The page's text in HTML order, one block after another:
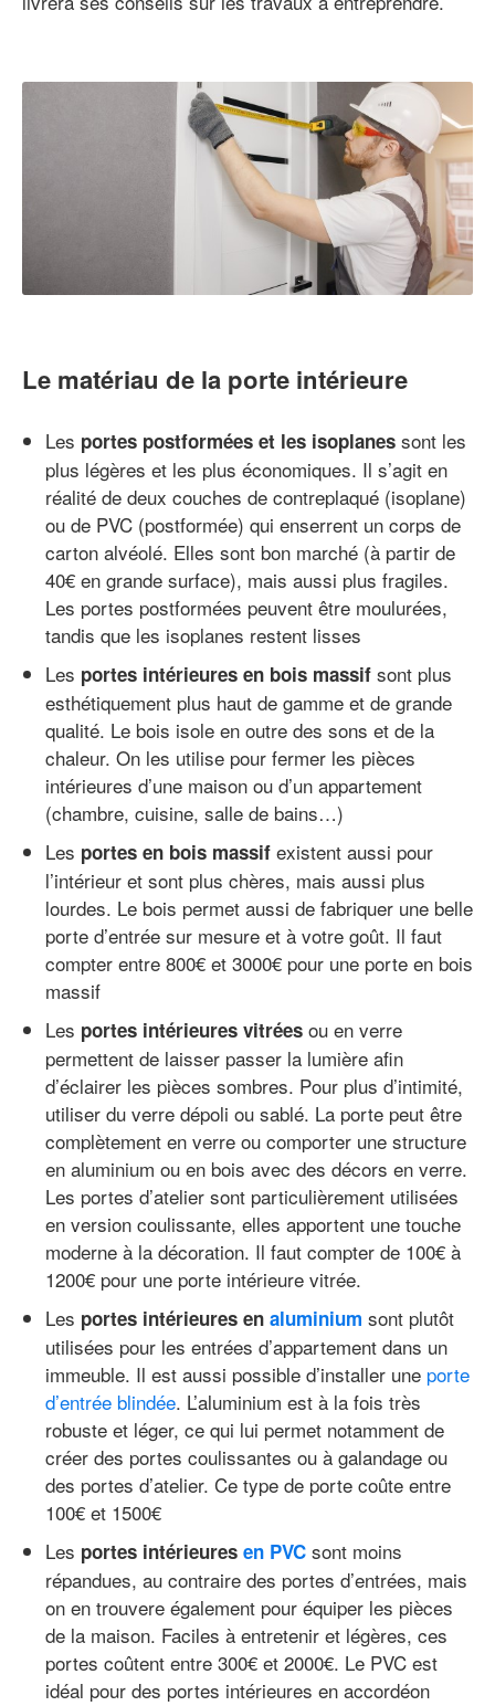
Le matériau de la porte intérieure
Les portes postformées et les isoplanes sont les
plus légères et les plus économiques. Il s’agit en
réalité de deux couches de contreplaqué (isoplane)
ou de PVC (postformée) qui enserrent un corps de
carton alvéolé. Elles sont bon marché (à partir de
40€ en grande surface), mais aussi plus fragiles.
Les portes postformées peuvent être moulurées,
tandis que les isoplanes restent lisses
Les portes intérieures en bois massif sont plus
esthétiquement plus haut de gamme et de grande
qualité. Le bois isole en outre des sons et de la
chaleur. On les utilise pour fermer les pièces
intérieures d’une maison ou d’un appartement
(chambre, cuisine, salle de bains…)
Les portes en bois massif existent aussi pour
l’intérieur et sont plus chères, mais aussi plus
lourdes. Le bois permet aussi de fabriquer une belle
porte d’entrée sur mesure et à votre goût. Il faut
compter entre 800€ et 3000€ pour une porte en bois
massif
Les portes intérieures vitrées ou en verre
permettent de laisser passer la lumière afin
d’éclairer les pièces sombres. Pour plus d’intimité,
utiliser du verre dépoli ou sablé. La porte peut être
complètement en verre ou comporter une structure
en aluminium ou en bois avec des décors en verre.
Les portes d’atelier sont particulièrement utilisées
en version coulissante, elles apportent une touche
moderne à la décoration. Il faut compter de 100€ à
1200€ pour une porte intérieure vitrée.
Les portes intérieures en aluminium sont plutôt
utilisées pour les entrées d’appartement dans un
immeuble. Il est aussi possible d’installer une porte
d’entrée blindée. L’aluminium est à la fois très
robuste et léger, ce qui lui permet notamment de
créer des portes coulissantes ou à galandage ou
des portes d’atelier. Ce type de porte coûte entre
100€ et 1500€
Les portes intérieures en PVC sont moins
répandues, au contraire des portes d’entrées, mais
on en trouvere également pour équiper les pièces
de la maison. Faciles à entretenir et légères, ces
portes coûtent entre 300€ et 2000€. Le PVC est
idéal pour des portes intérieures en accordéon